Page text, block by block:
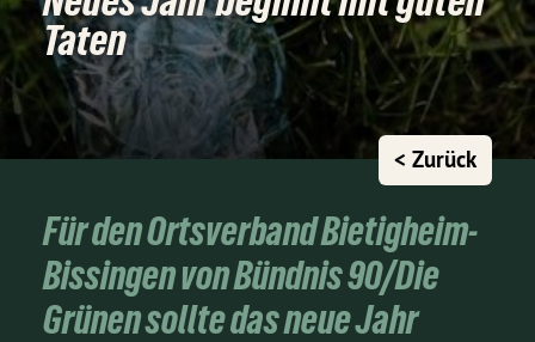
Taten
< Zurück
Für den Ortsverband Bietigheim-
Bissingen von Bündnis 90/Die
Grünen sollte das neue Jahr